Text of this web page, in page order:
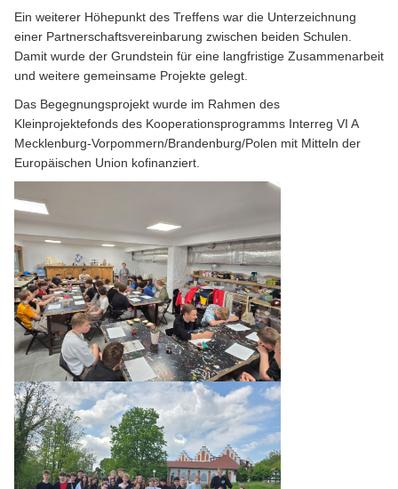
Ein weiterer Höhepunkt des Treffens war die Unterzeichnung
einer Partnerschaftsvereinbarung zwischen beiden Schulen.
Damit wurde der Grundstein für eine langfristige Zusammenarbeit
und weitere gemeinsame Projekte gelegt.
Das Begegnungsprojekt wurde im Rahmen des
Kleinprojektefonds des Kooperationsprogramms Interreg VI A
Mecklenburg-Vorpommern/Brandenburg/Polen mit Mitteln der
Europäischen Union kofinanziert.